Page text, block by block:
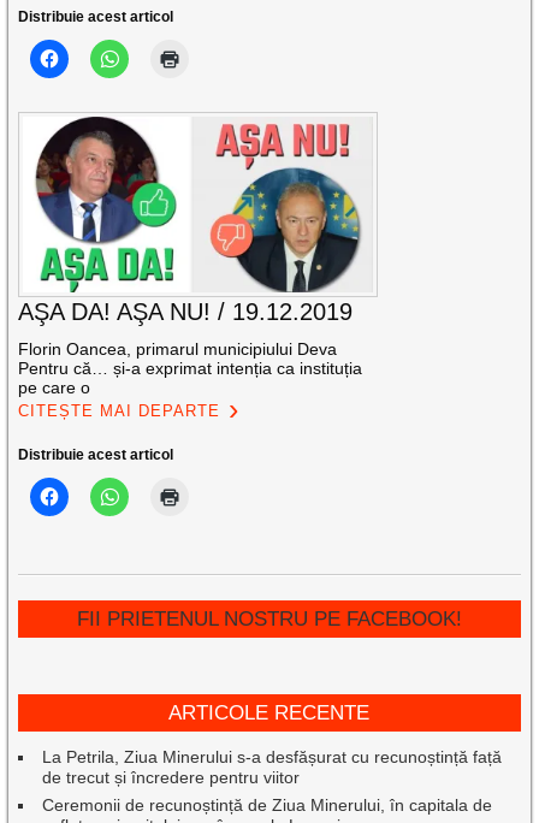
Distribuie acest articol
AŞA DA! AŞA NU! / 19.12.2019
Florin Oancea, primarul municipiului Deva
Pentru că… și-a exprimat intenția ca instituția
pe care o
CITEȘTE MAI DEPARTE
Distribuie acest articol
FII PRIETENUL NOSTRU PE FACEBOOK!
ARTICOLE RECENTE
La Petrila, Ziua Minerului s-a desfășurat cu recunoștință față
de trecut și încredere pentru viitor
Ceremonii de recunoștință de Ziua Minerului, în capitala de